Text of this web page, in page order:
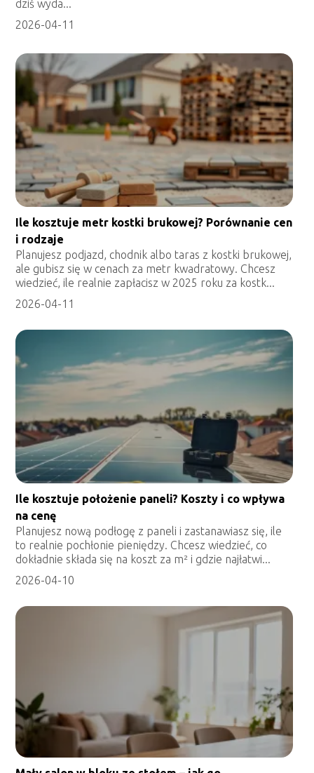
dziś wyda...
2026-04-11
Ile kosztuje metr kostki brukowej? Porównanie cen
i rodzaje
Planujesz podjazd, chodnik albo taras z kostki brukowej,
ale gubisz się w cenach za metr kwadratowy. Chcesz
wiedzieć, ile realnie zapłacisz w 2025 roku za kostk...
2026-04-11
Ile kosztuje położenie paneli? Koszty i co wpływa
na cenę
Planujesz nową podłogę z paneli i zastanawiasz się, ile
to realnie pochłonie pieniędzy. Chcesz wiedzieć, co
dokładnie składa się na koszt za m² i gdzie najłatwi...
2026-04-10